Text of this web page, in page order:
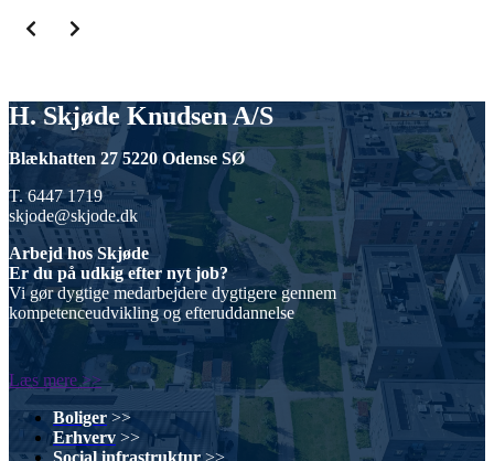
H. Skjøde Knudsen A/S
Blækhatten 27 5220 Odense SØ
T. 6447 1719
skjode@skjode.dk
Arbejd hos Skjøde
Er du på udkig efter nyt job?
Vi gør dygtige medarbejdere dygtigere gennem
kompetenceudvikling og efteruddannelse
Læs mere >>
Boliger >>
Erhverv >>
Social infrastruktur >>